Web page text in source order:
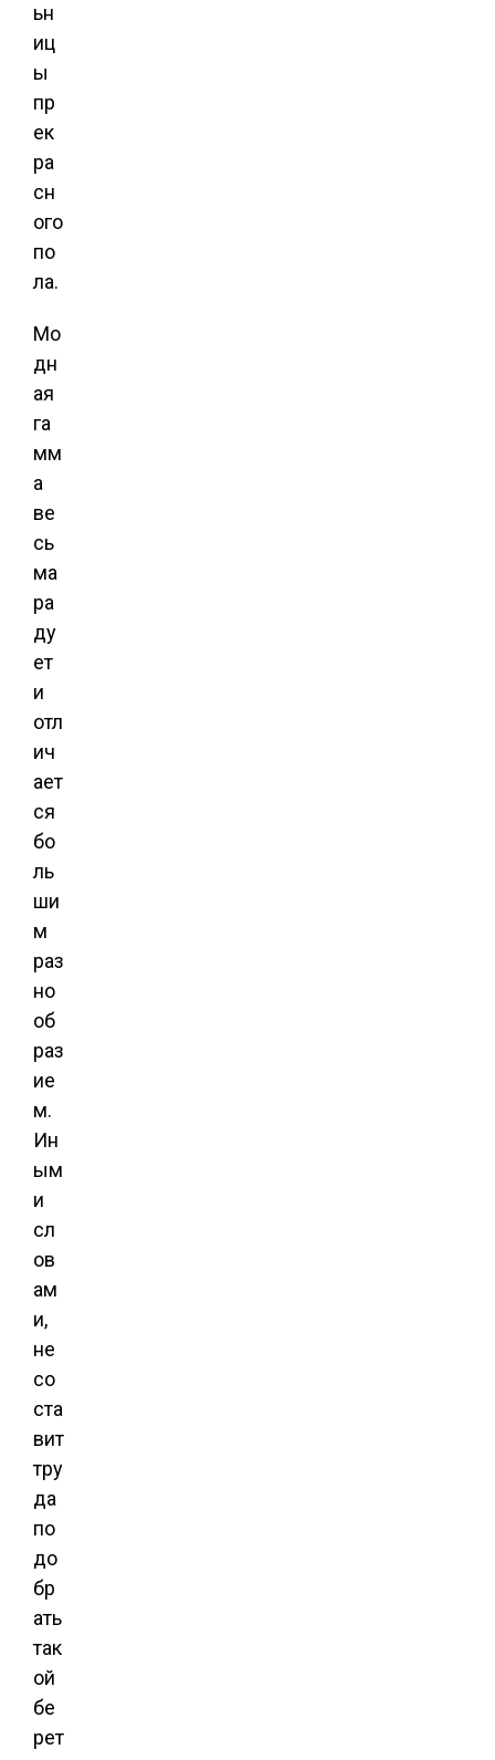
ьн
иц
ы
пр
ек
ра
сн
ого
по
ла.
Мо
дн
ая
га
мм
а
ве
сь
ма
ра
ду
ет
и
отл
ич
ает
ся
бо
ль
ши
м
раз
но
об
раз
ие
м.
Ин
ым
и
сл
ов
ам
и,
не
со
ста
вит
тру
да
по
до
бр
ать
так
ой
бе
рет